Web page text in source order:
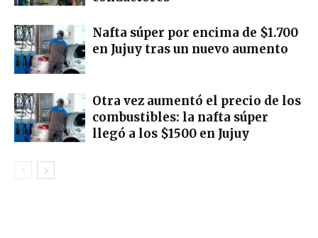
Nafta súper por encima de $1.700
en Jujuy tras un nuevo aumento
Otra vez aumentó el precio de los
combustibles: la nafta súper
llegó a los $1500 en Jujuy